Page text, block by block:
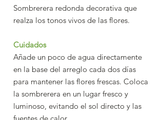
Sombrerera redonda decorativa que
realza los tonos vivos de las flores.
Cuidados
Añade un poco de agua directamente
en la base del arreglo cada dos días
para mantener las flores frescas. Coloca
la sombrerera en un lugar fresco y
luminoso, evitando el sol directo y las
fuentes de calor.